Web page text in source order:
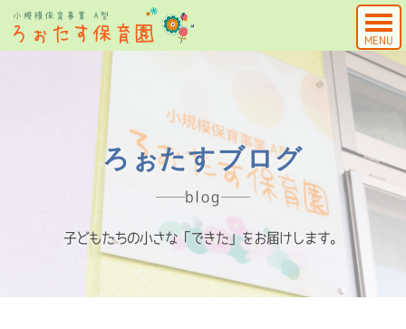
MENU
ろぉたすブログ
blog
子どもたちの小さな「できた」をお届けします。